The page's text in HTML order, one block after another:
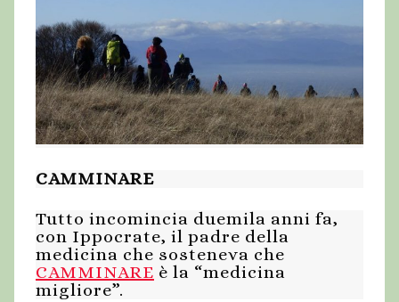
CAMMINARE
Tutto incomincia duemila anni fa,
con Ippocrate, il padre della
medicina che sosteneva che
CAMMINARE è la “medicina
migliore”.